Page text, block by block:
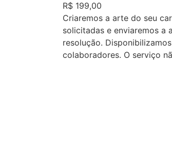
R$ 199,00
Criaremos a arte do seu
solicitadas e enviaremos a
resolução.
colaboradores. O serviço